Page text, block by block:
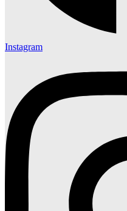
Instagram